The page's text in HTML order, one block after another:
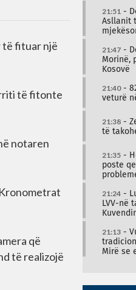
të fituar një
të fitonte
notaren
që
të realizojë
21:51 -
Asllanit
21:47 -
Morinë,
Kosovë
21:40-
veturë
21:38 -
të
21:35 -
poste
21:24 -
LVV-në
21:13 -
Mirë se